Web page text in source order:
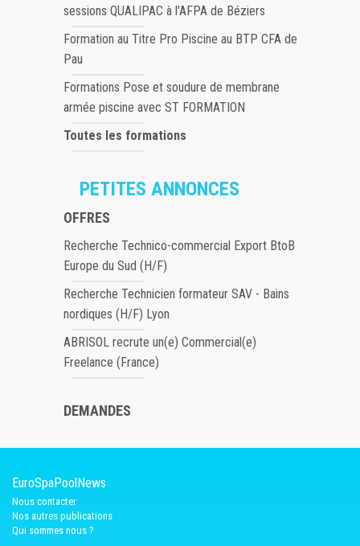
sessions QUALIPAC à l'AFPA de Béziers
Formation au Titre Pro Piscine au BTP CFA de
Pau
Formations Pose et soudure de membrane
armée piscine avec ST FORMATION
Toutes les formations
PETITES ANNONCES
OFFRES
Recherche Technico-commercial Export BtoB
Europe du Sud (H/F)
Recherche Technicien formateur SAV - Bains
nordiques (H/F) Lyon
ABRISOL recrute un(e) Commercial(e)
Freelance (France)
DEMANDES
EuroSpaPoolNews
Nous contacter
Nos autres publications
Qui sommes nous ?